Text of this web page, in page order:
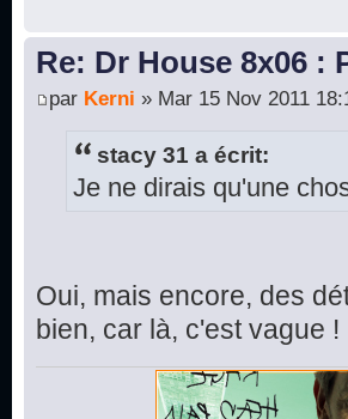
Re: Dr House 8x06 :
par Kerni » Mar 15 Nov 2011
stacy 31 a écrit:
Je ne dirais qu'une
Oui, mais encore, des
bien, car là, c'est vague !